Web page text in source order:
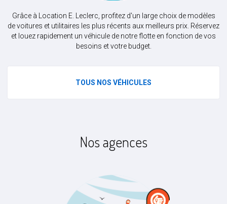
Grâce à Location E. Leclerc, profitez d'un large choix de modèles
de voitures et utilitaires les plus récents aux meilleurs prix. Réservez
et louez rapidement un véhicule de notre flotte en fonction de vos
besoins et votre budget.
TOUS NOS VÉHICULES
Nos agences